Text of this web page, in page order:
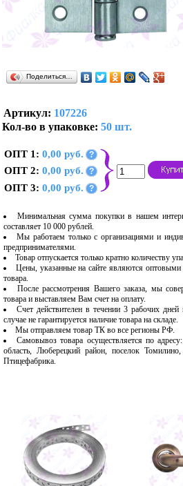
Поделиться…
Артикул: 107226
Кол-во в упаковке: 50 шт.
ОПТ 1: 0,00 руб. ?
ОПТ 2: 0,00 руб. ?
ОПТ 3: 0,00 руб. ?
Минимальная сумма покупки в нашем
составляет 10 000 рублей.
Мы работаем только с организациями и
предпринимателями.
Товар отпускается только кратно количеству
Цены, указанные на сайте являются оптовыми
товара.
После рассмотрения Вашего заказа, мы
товара и выставляем Вам счет на оплату.
Счет действителен в течении 3 рабочих
случае не гарантируется наличие товара на складе.
Мы отправляем товар ТК во все регионы РФ.
Самовывоз товара осуществляется по
область, Люберецкий район, поселок
Птицефабрика.